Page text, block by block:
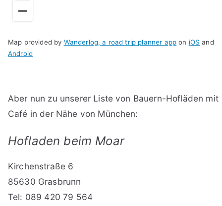
Map provided by Wanderlog, a road trip planner app on iOS and
Android
Aber nun zu unserer Liste von Bauern-Hofläden mit
Café in der Nähe von München:
Hofladen beim Moar
Kirchenstraße 6
85630 Grasbrunn
Tel: 089 420 79 564